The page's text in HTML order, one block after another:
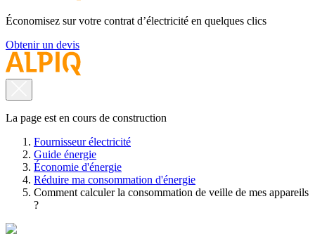
Économisez sur votre contrat d’électricité en quelques clics
Obtenir un devis
La page est en cours de construction
Fournisseur électricité
Guide énergie
Économie d'énergie
Réduire ma consommation d'énergie
Comment calculer la consommation de veille de mes appareils
?